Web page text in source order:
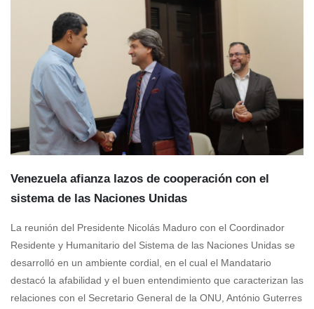
Venezuela afianza lazos de cooperación con el
sistema de las Naciones Unidas
La reunión del Presidente Nicolás Maduro con el Coordinador
Residente y Humanitario del Sistema de las Naciones Unidas se
desarrolló en un ambiente cordial, en el cual el Mandatario
destacó la afabilidad y el buen entendimiento que caracterizan las
relaciones con el Secretario General de la ONU, António Guterres